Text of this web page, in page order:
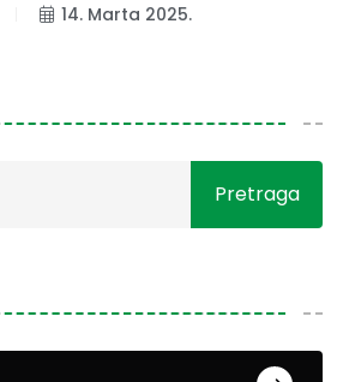
14. Marta 2025.
Pretraga